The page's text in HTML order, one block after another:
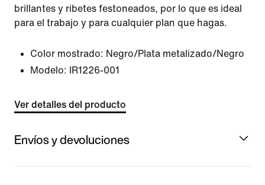
brillantes y ribetes festoneados, por lo que es ideal
para el trabajo y para cualquier plan que hagas.
Color mostrado: Negro/Plata metalizado/Negro
Modelo:
IR1226-001
Ver detalles del producto
Envíos y devoluciones